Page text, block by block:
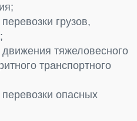
грузов,
тяжеловесного
транспортного
опасных